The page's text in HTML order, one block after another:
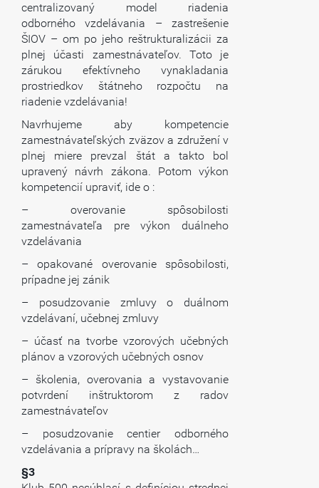
centralizovaný model riadenia
odborného vzdelávania – zastrešenie
ŠIOV – om po jeho reštrukturalizácii za
plnej účasti zamestnávateľov. Toto je
zárukou efektívneho vynakladania
prostriedkov štátneho rozpočtu na
riadenie vzdelávania!
Navrhujeme aby kompetencie
zamestnávateľských zväzov a združení v
plnej miere prevzal štát a takto bol
upravený návrh zákona. Potom výkon
kompetencií upraviť, ide o :
– overovanie spôsobilosti
zamestnávateľa pre výkon duálneho
vzdelávania
– opakované overovanie spôsobilosti,
prípadne jej zánik
– posudzovanie zmluvy o duálnom
vzdelávaní, učebnej zmluvy
– účasť na tvorbe vzorových učebných
plánov a vzorových učebných osnov
– školenia, overovania a vystavovanie
potvrdení inštruktorom z radov
zamestnávateľov
– posudzovanie centier odborného
vzdelávania a prípravy na školách…
§3